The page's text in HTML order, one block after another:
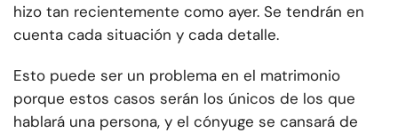
hizo tan recientemente como ayer. Se tendrán en
cuenta cada situación y cada detalle.
Esto puede ser un problema en el matrimonio
porque estos casos serán los únicos de los que
hablará una persona, y el cónyuge se cansará de